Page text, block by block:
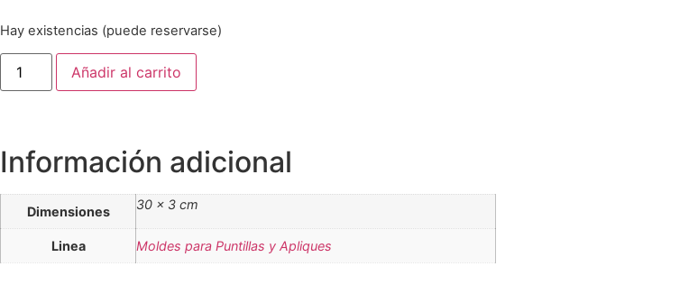
Hay existencias (puede reservarse)
Añadir al carrito
Información adicional
Dimensiones 30 × 3 cm
Linea Moldes para Puntillas y Apliques